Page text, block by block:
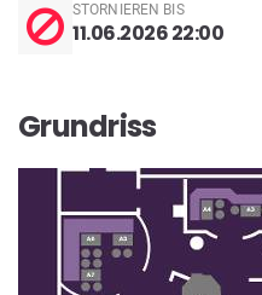
STORNIEREN BIS
11.06.2026 22:00
Grundriss